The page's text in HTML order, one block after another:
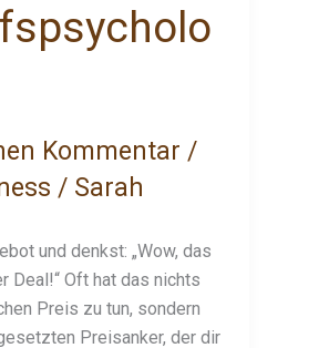
Kommentar /
/ Sarah
und denkst: „Wow, das
Deal!“ Oft hat das nichts
Preis zu tun, sondern
Preisanker, der dir